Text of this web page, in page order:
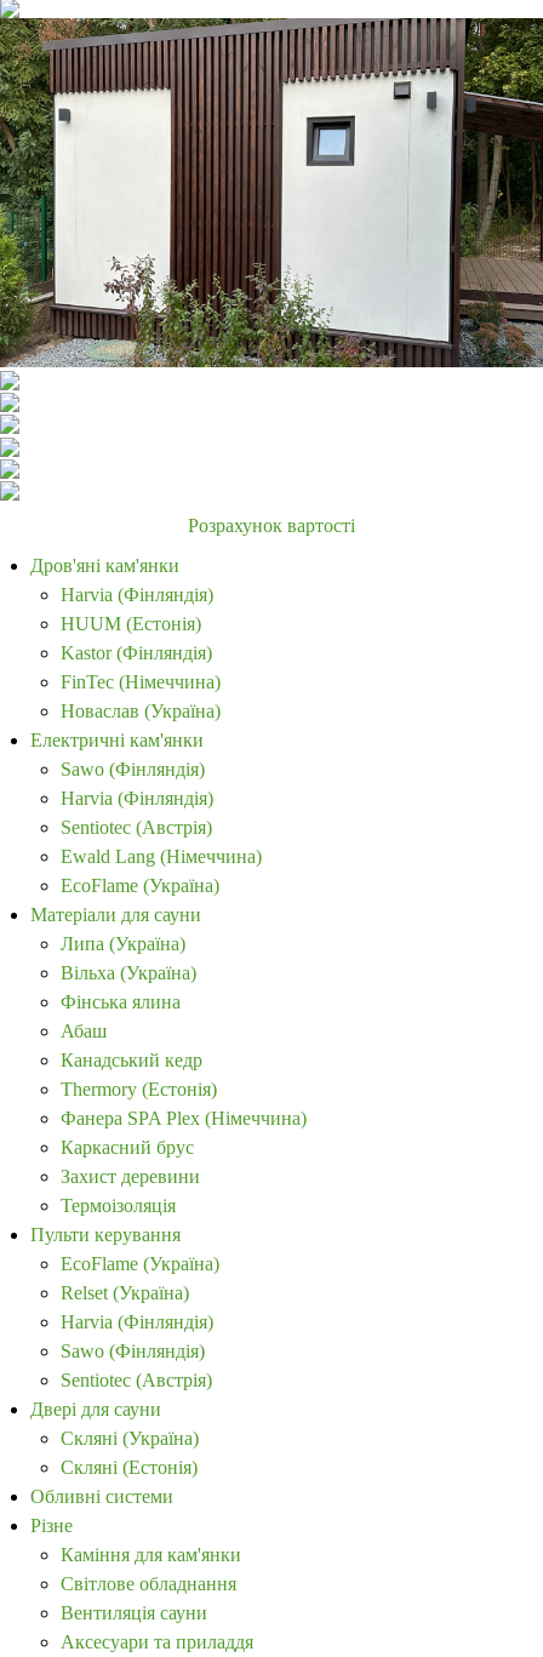
Розрахунок вартості
Дров'яні кам'янки
Harvia (Фінляндія)
HUUM (Естонія)
Kastor (Фінляндія)
FinTec (Німеччина)
Новаслав (Україна)
Електричні кам'янки
Sawo (Фінляндія)
Harvia (Фінляндія)
Sentiotec (Австрія)
Ewald Lang (Німеччина)
EcoFlame (Україна)
Матеріали для сауни
Липа (Україна)
Вільха (Україна)
Фінська ялина
Абаш
Канадський кедр
Thermory (Естонія)
Фанера SPA Plex (Німеччина)
Каркасний брус
Захист деревини
Термоізоляція
Пульти керування
EcoFlame (Україна)
Relset (Україна)
Harvia (Фінляндія)
Sawo (Фінляндія)
Sentiotec (Австрія)
Двері для сауни
Скляні (Україна)
Скляні (Естонія)
Обливні системи
Різне
Каміння для кам'янки
Світлове обладнання
Вентиляція сауни
Аксесуари та приладдя